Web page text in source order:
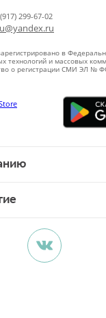
299-67-02
в
технологий и массовых
о регистрации СМИ ЭЛ №